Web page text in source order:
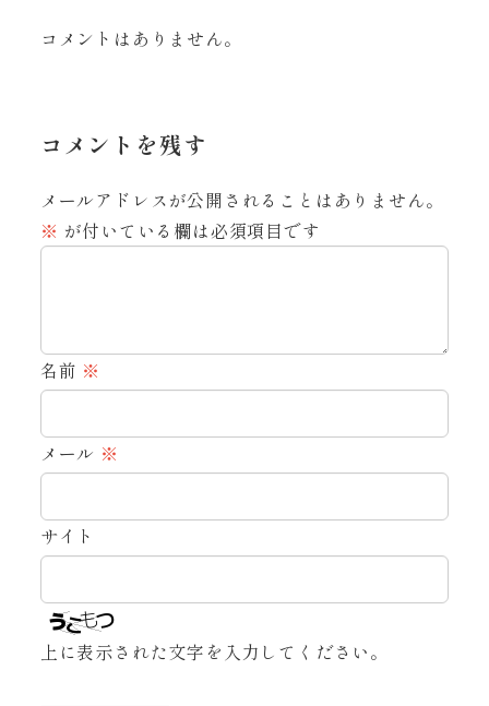
コメントはありません。
コメントを残す
メールアドレスが公開されることはありません。
※ が付いている欄は必須項目です
名前 ※
メール ※
サイト
上に表示された文字を入力してください。